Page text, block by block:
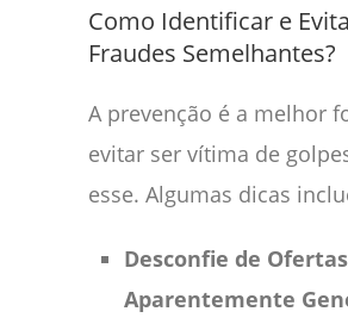
Como Identificar e
Fraudes Semelhantes?
A prevenção é a melhor
evitar ser vítima de
esse. Algumas dicas
Desconfie de Ofertas
Aparentemente